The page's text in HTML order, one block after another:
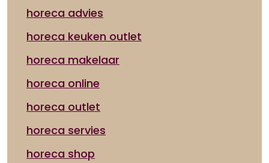
horeca advies
horeca keuken outlet
horeca makelaar
horeca online
horeca outlet
horeca servies
horeca shop